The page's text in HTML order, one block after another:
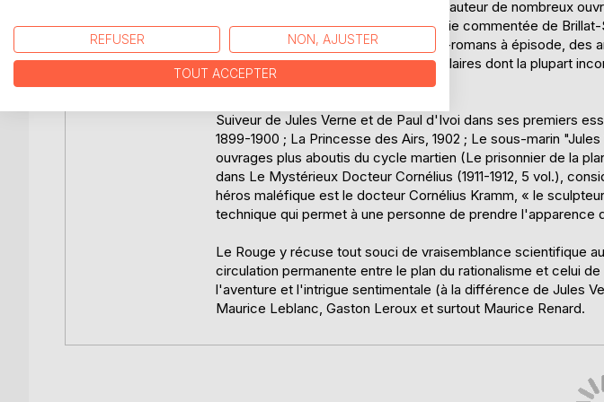
cheptel à leurs maîtres, les Vampires. Ces derniers rendent le même service aux
d'entre eux : des pieuvres volantes, géniales et invisibles. Mais les Invisibles eux-
mystère caché par la montagne de cristal. Un mystère que Robert Darvel a bien
Depuis un demi-siècle, les amateurs de Gustave Le Rouge tiennent Le Prisonnier
romans inspirés par la planète rouge.
Gustave Le Rouge fut un polygraphe, auteur de nombreux
et d'épée, des poèmes, une anthologie commentée de
scénarios de films policiers, des ciné-romans à épisode,
et surtout de romans d'aventure populaires dont la plupart
ou de merveilleux.
Suiveur de Jules Verne et de Paul d'Ivoi dans ses premiers
1899-1900 ; La Princesse des Airs, 1902 ; Le sous-marin
ouvrages plus aboutis du cycle martien (Le prisonnier de la
dans Le Mystérieux Docteur Cornélius (1911-1912, 5 vol.),
héros maléfique est le docteur Cornélius Kramm, « le
technique qui permet à une personne de prendre l'apparence
Le Rouge y récuse tout souci de vraisemblance scientifique
circulation permanente entre le plan du rationalisme et celui
l'aventure et l'intrigue sentimentale (à la différence de Jules
Maurice Leblanc, Gaston Leroux et surtout Maurice Renard.
REFUSER NON, AJUSTER
TOUT ACCEPTER